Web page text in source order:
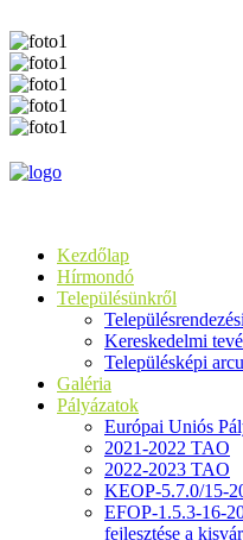
Kezdőlap
Hírmondó
Településünkről
Kereskedelmi
Településképi
Galéria
Pályázatok
Európai Uniós
2021-2022 TAO
2022-2023 TAO
KEOP-5.7.0/15-
EFOP-1.5.3-16-
fejlesztése a